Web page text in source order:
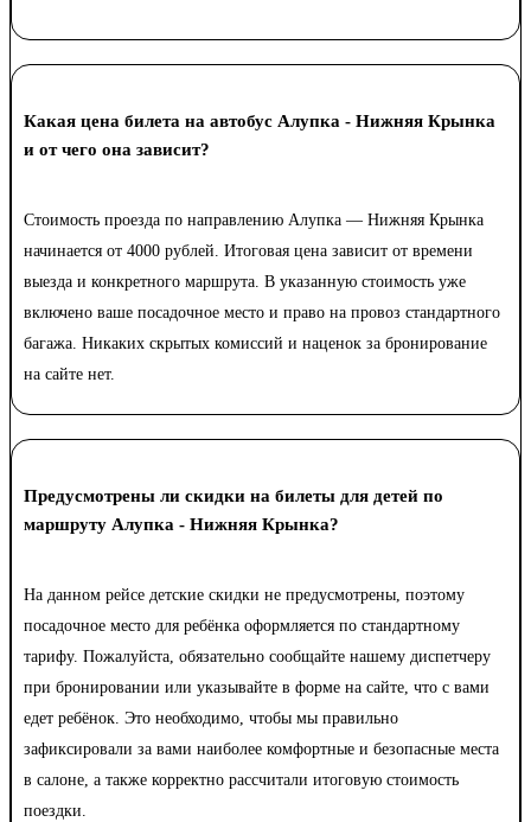
Какая цена билета на автобус Алупка - Нижняя Крынка
и от чего она зависит?
Стоимость проезда по направлению Алупка — Нижняя Крынка
начинается от 4000 рублей. Итоговая цена зависит от времени
выезда и конкретного маршрута. В указанную стоимость уже
включено ваше посадочное место и право на провоз стандартного
багажа. Никаких скрытых комиссий и наценок за бронирование
на сайте нет.
Предусмотрены ли скидки на билеты для детей по
маршруту Алупка - Нижняя Крынка?
На данном рейсе детские скидки не предусмотрены, поэтому
посадочное место для ребёнка оформляется по стандартному
тарифу. Пожалуйста, обязательно сообщайте нашему диспетчеру
при бронировании или указывайте в форме на сайте, что с вами
едет ребёнок. Это необходимо, чтобы мы правильно
зафиксировали за вами наиболее комфортные и безопасные места
в салоне, а также корректно рассчитали итоговую стоимость
поездки.